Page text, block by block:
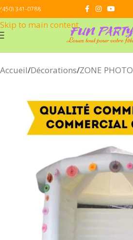
Skip to navigation
Skip to main content
(450) 341-0788
Accueil/Décorations/ZONE PHOTO